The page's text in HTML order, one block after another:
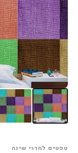
טפטים לחדרי שינה